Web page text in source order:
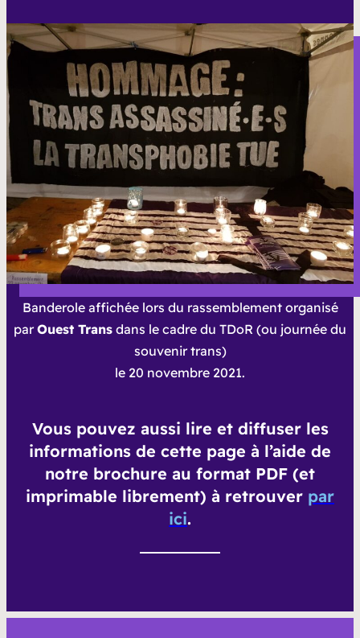
Banderole affichée lors du rassemblement organisé
parOuest Trans dans le cadre du TDoR (ou journée du
souvenir trans)
le 20 novembre 2021.
Vous pouvez aussi lire et diffuser les
informations de cette page à l’aide de
notre brochure au format PDF (et
imprimable librement) à retrouver par
ici.